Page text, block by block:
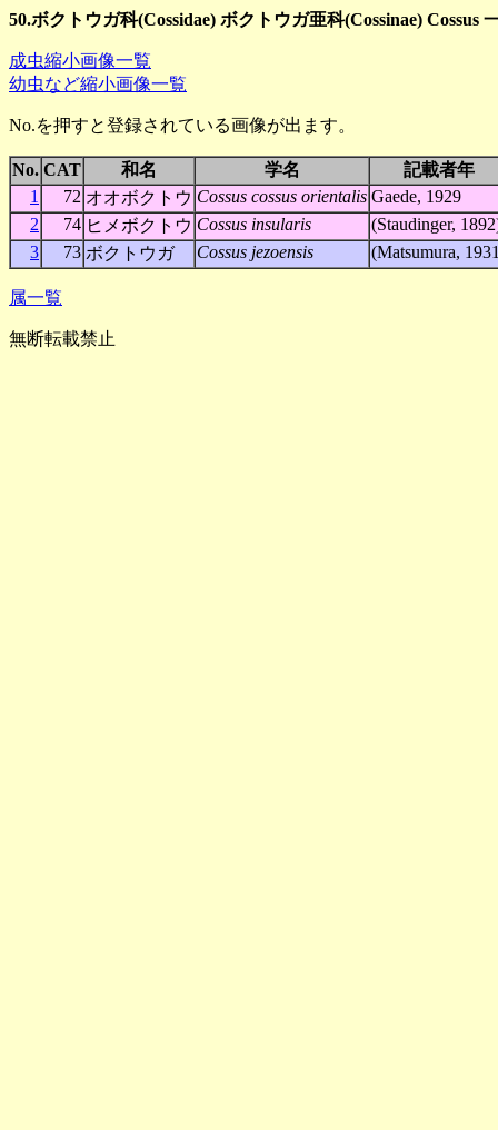
50.ボクトウガ科(Cossidae) ボクトウガ亜科(Cossinae) Cossus
成虫縮小画像一覧
幼虫など縮小画像一覧
No.を押すと登録されている画像が出ます。
No. CAT 和名 学名
記載者年
1
72 オオボクトウ Cossus cossus orientalis Gaede, 1929
2
74 ヒメボクトウ Cossus insularis
(Staudinger,
3
73 ボクトウガ Cossus jezoensis (Matsumura,
属一覧
無断転載禁止